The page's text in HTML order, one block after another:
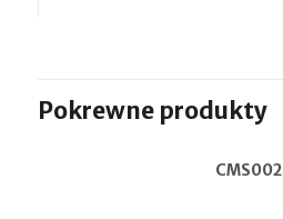
Pokrewne produkty
CMS002